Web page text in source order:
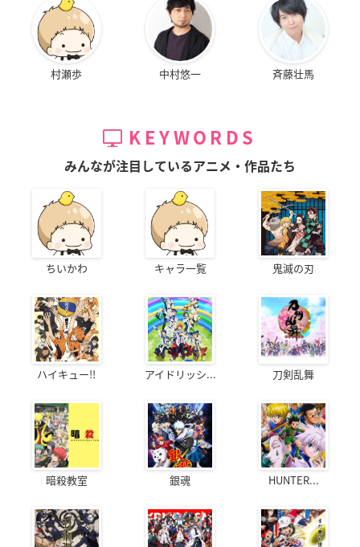
村瀬歩 中村悠一 斉藤壮馬
KEYWORDS
みんなが注目しているアニメ・作品たち
ちいかわ キャラ一覧 鬼滅の刃
ハイキュー!! アイドリッシ... 刀剣乱舞
暗殺教室 銀魂 HUNTER...